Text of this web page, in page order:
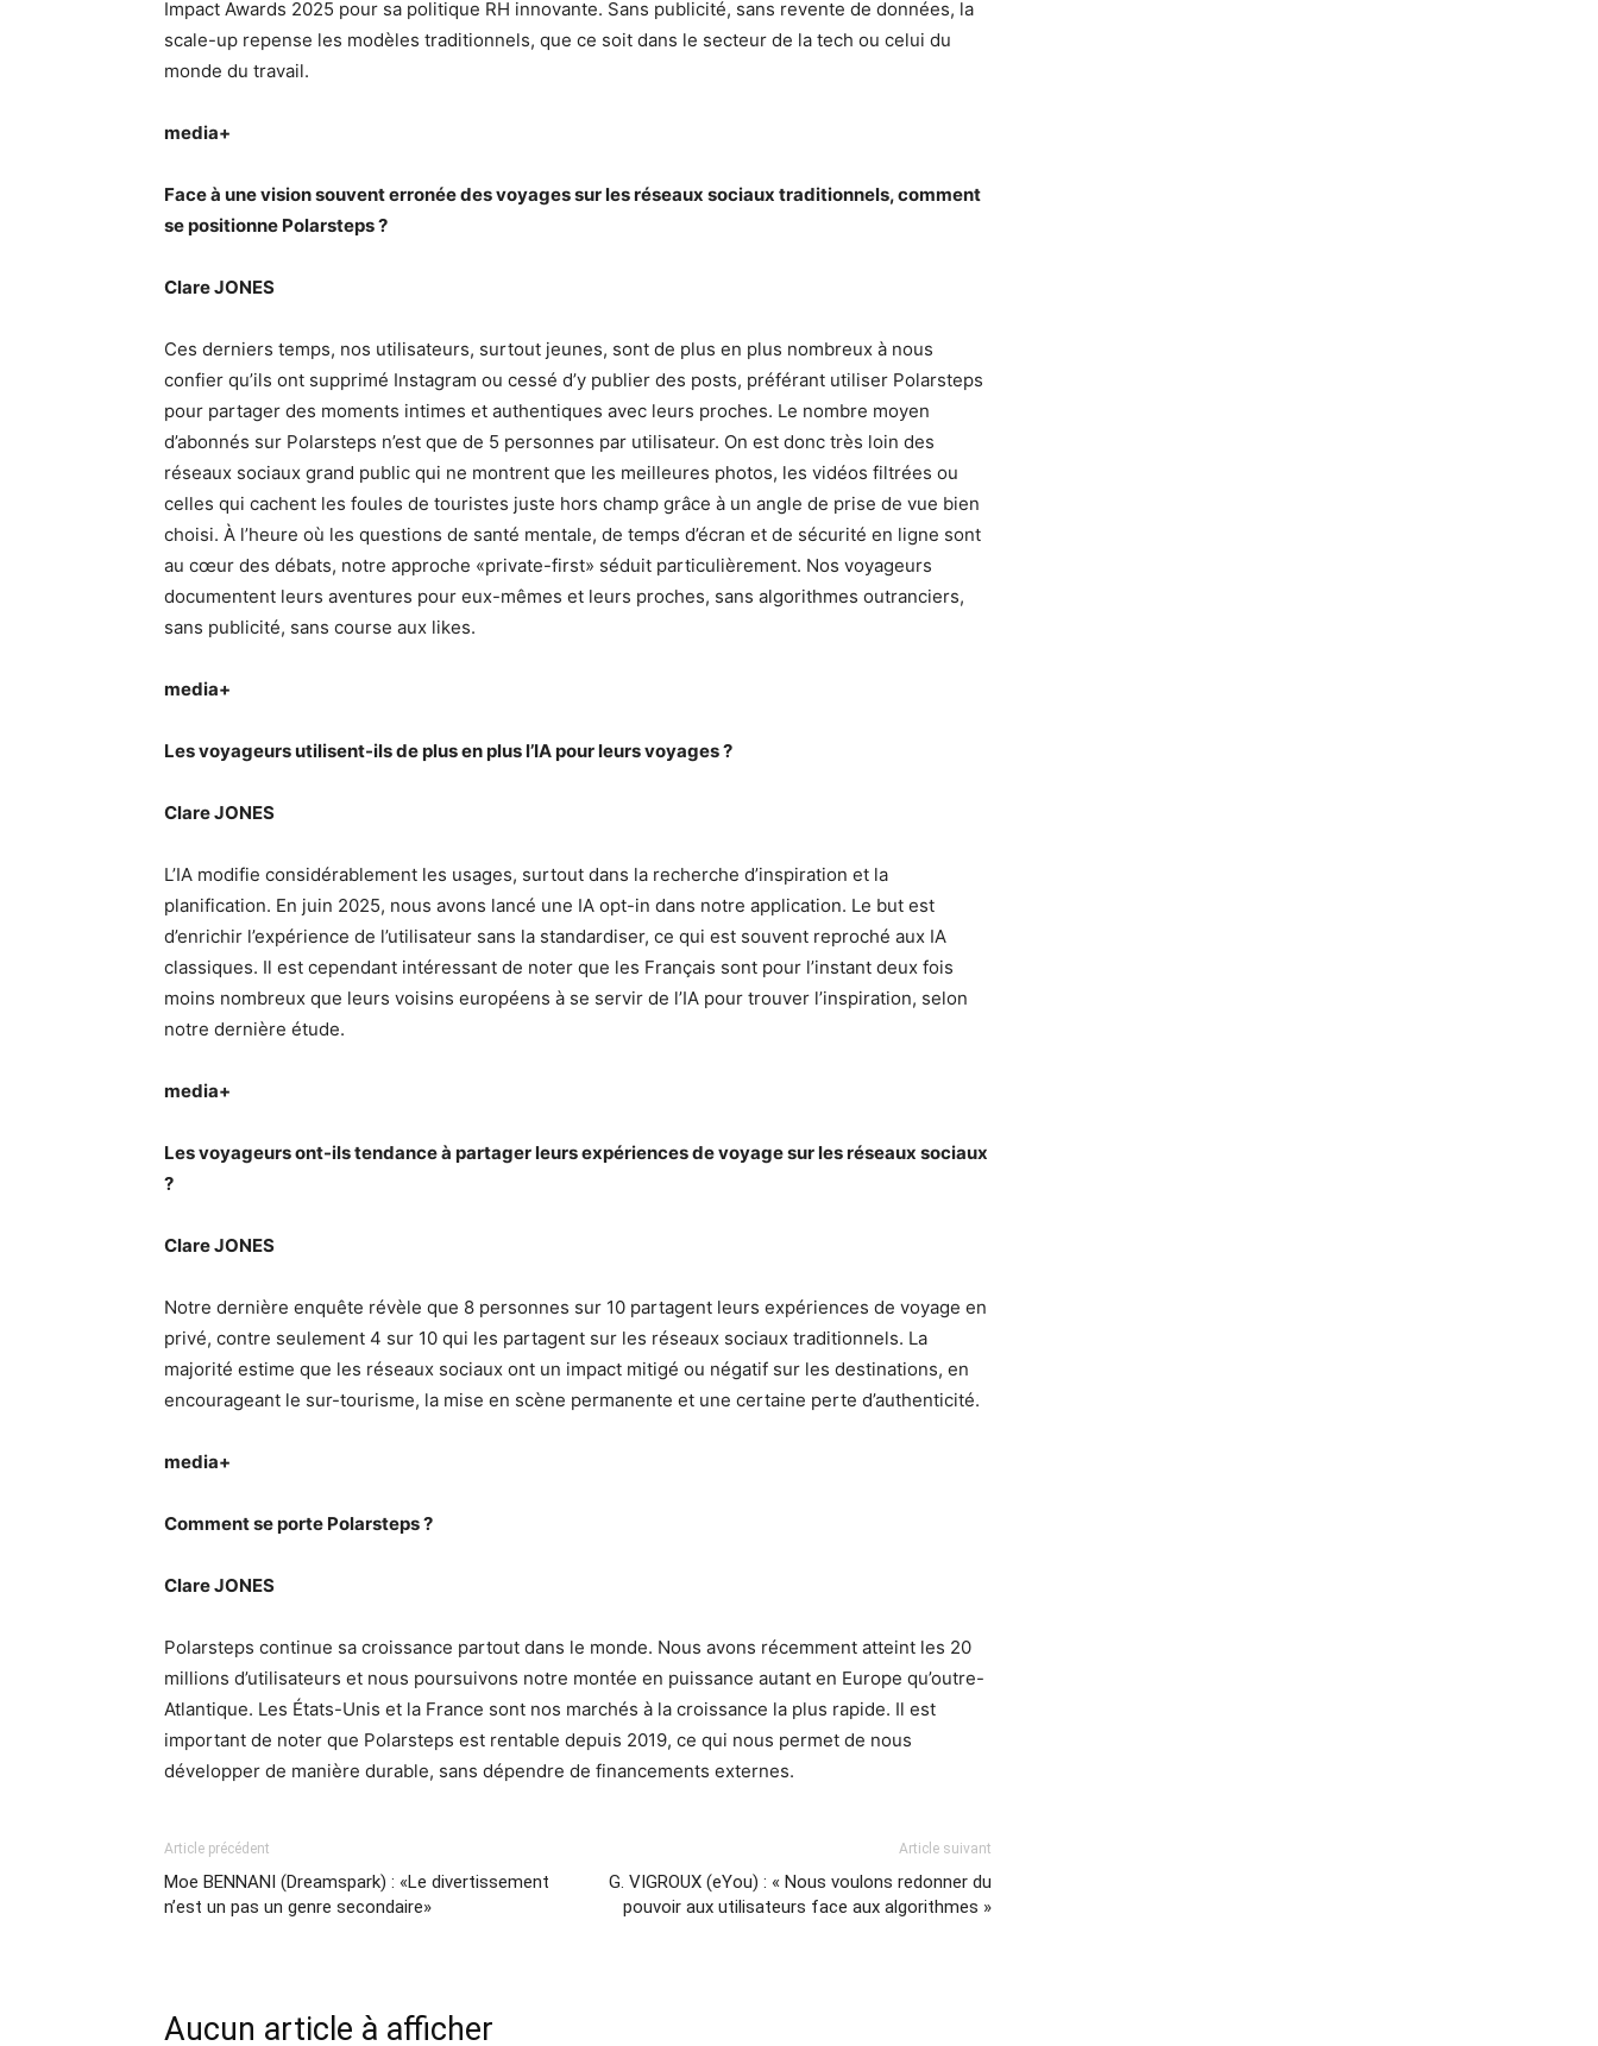
Impact Awards 2025 pour sa politique RH innovante. Sans publicité, sans revente de données, la
scale-up repense les modèles traditionnels, que ce soit dans le secteur de la tech ou celui du
monde du travail.
media+
Face à une vision souvent erronée des voyages sur les réseaux sociaux traditionnels, comment
se positionne Polarsteps ?
Clare JONES
Ces derniers temps, nos utilisateurs, surtout jeunes, sont de plus en plus nombreux à nous
confier qu’ils ont supprimé Instagram ou cessé d’y publier des posts, préférant utiliser Polarsteps
pour partager des moments intimes et authentiques avec leurs proches. Le nombre moyen
d’abonnés sur Polarsteps n’est que de 5 personnes par utilisateur. On est donc très loin des
réseaux sociaux grand public qui ne montrent que les meilleures photos, les vidéos filtrées ou
celles qui cachent les foules de touristes juste hors champ grâce à un angle de prise de vue bien
choisi. À l’heure où les questions de santé mentale, de temps d’écran et de sécurité en ligne sont
au cœur des débats, notre approche «private-first» séduit particulièrement. Nos voyageurs
documentent leurs aventures pour eux-mêmes et leurs proches, sans algorithmes outranciers,
sans publicité, sans course aux likes.
media+
Les voyageurs utilisent-ils de plus en plus l’IA pour leurs voyages ?
Clare JONES
L’IA modifie considérablement les usages, surtout dans la recherche d’inspiration et la
planification. En juin 2025, nous avons lancé une IA opt-in dans notre application. Le but est
d’enrichir l’expérience de l’utilisateur sans la standardiser, ce qui est souvent reproché aux IA
classiques. Il est cependant intéressant de noter que les Français sont pour l’instant deux fois
moins nombreux que leurs voisins européens à se servir de l’IA pour trouver l’inspiration, selon
notre dernière étude.
media+
Les voyageurs ont-ils tendance à partager leurs expériences de voyage sur les réseaux sociaux
?
Clare JONES
Notre dernière enquête révèle que 8 personnes sur 10 partagent leurs expériences de voyage en
privé, contre seulement 4 sur 10 qui les partagent sur les réseaux sociaux traditionnels. La
majorité estime que les réseaux sociaux ont un impact mitigé ou négatif sur les destinations, en
encourageant le sur-tourisme, la mise en scène permanente et une certaine perte d’authenticité.
media+
Comment se porte Polarsteps ?
Clare JONES
Polarsteps continue sa croissance partout dans le monde. Nous avons récemment atteint les 20
millions d’utilisateurs et nous poursuivons notre montée en puissance autant en Europe qu’outre-
Atlantique. Les États-Unis et la France sont nos marchés à la croissance la plus rapide. Il est
important de noter que Polarsteps est rentable depuis 2019, ce qui nous permet de nous
développer de manière durable, sans dépendre de financements externes.
Article précédent
Moe BENNANI (Dreamspark) : «Le divertissement
n’est un pas un genre secondaire»
Article suivant
G. VIGROUX (eYou) : « Nous voulons redonner du
pouvoir aux utilisateurs face aux algorithmes »
Aucun article à afficher